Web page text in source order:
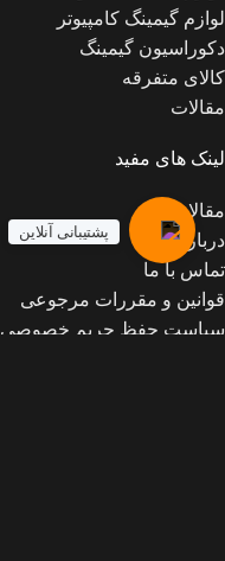
لوازم گیمینگ کامپیوتر
دکوراسیون گیمینگ
کالای متفرقه
مقالات
لینک های مفید
مقالات
درباره ما
تماس با ما
قوانین و مقررات مرجوعی
سیاست حفظ حریم خصوصی
پشتیبانی آنلاین